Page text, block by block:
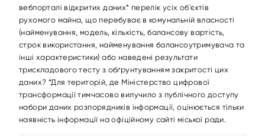
вебпорталі відкритих даних* перелік усіх об'єктів
рухомого майна, що перебуває в комунальній власності
(найменування, модель, кількість, балансову вартість,
строк використання, найменування балансоутримувача та
інші характеристики) або наведені результати
трискладового тесту з обґрунтуванням закритості цих
даних? *Для територій, де Міністерство цифрової
трансформації тимчасово вилучило з публічного доступу
набори даних розпорядників інформації, оцінюється тільки
наявність інформації на офіційному сайті міської ради.